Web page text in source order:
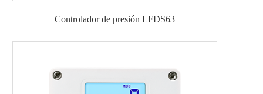
Controlador de presión LFDS63